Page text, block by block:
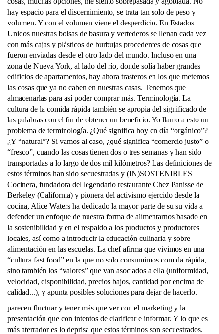
parecen fluctuar y tener más que ver con el marketing y la
presentación que con intentos de clarificar e informar. Y lo que es
más aterrador es lo deprisa que estos términos son secuestrados.